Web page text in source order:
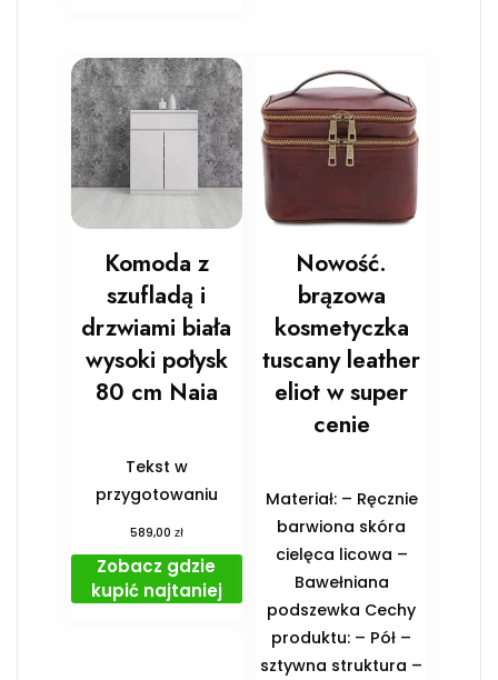
Komoda z
szufladą i
drzwiami biała
wysoki połysk
80 cm Naia
Tekst w
przygotowaniu
589,00 zł
Zobacz gdzie
kupić najtaniej
Nowość.
brązowa
kosmetyczka
tuscany leather
eliot w super
cenie
Materiał: – Ręcznie
barwiona skóra
cielęca licowa –
Bawełniana
podszewka Cechy
produktu: – Pół –
sztywna struktura –